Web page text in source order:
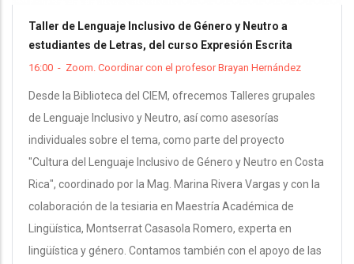
Taller de Lenguaje Inclusivo de Género y Neutro a
estudiantes de Letras, del curso Expresión Escrita
16:00 - Zoom. Coordinar con el profesor Brayan Hernández
Desde la Biblioteca del CIEM, ofrecemos Talleres grupales
de Lenguaje Inclusivo y Neutro, así como asesorías
individuales sobre el tema, como parte del proyecto
"Cultura del Lenguaje Inclusivo de Género y Neutro en Costa
Rica", coordinado por la Mag. Marina Rivera Vargas y con la
colaboración de la tesiaria en Maestría Académica de
Lingüística, Montserrat Casasola Romero, experta en
lingüística y género. Contamos también con el apoyo de las